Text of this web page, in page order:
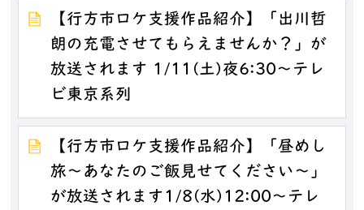
【行方市ロケ支援作品紹介】「出川哲
朗の充電させてもらえませんか？」が
放送されます 1/11(土)夜6:30～テレ
ビ東京系列
【行方市ロケ支援作品紹介】「昼めし
旅～あなたのご飯見せてください～」
が放送されます1/8(水)12:00～テレ